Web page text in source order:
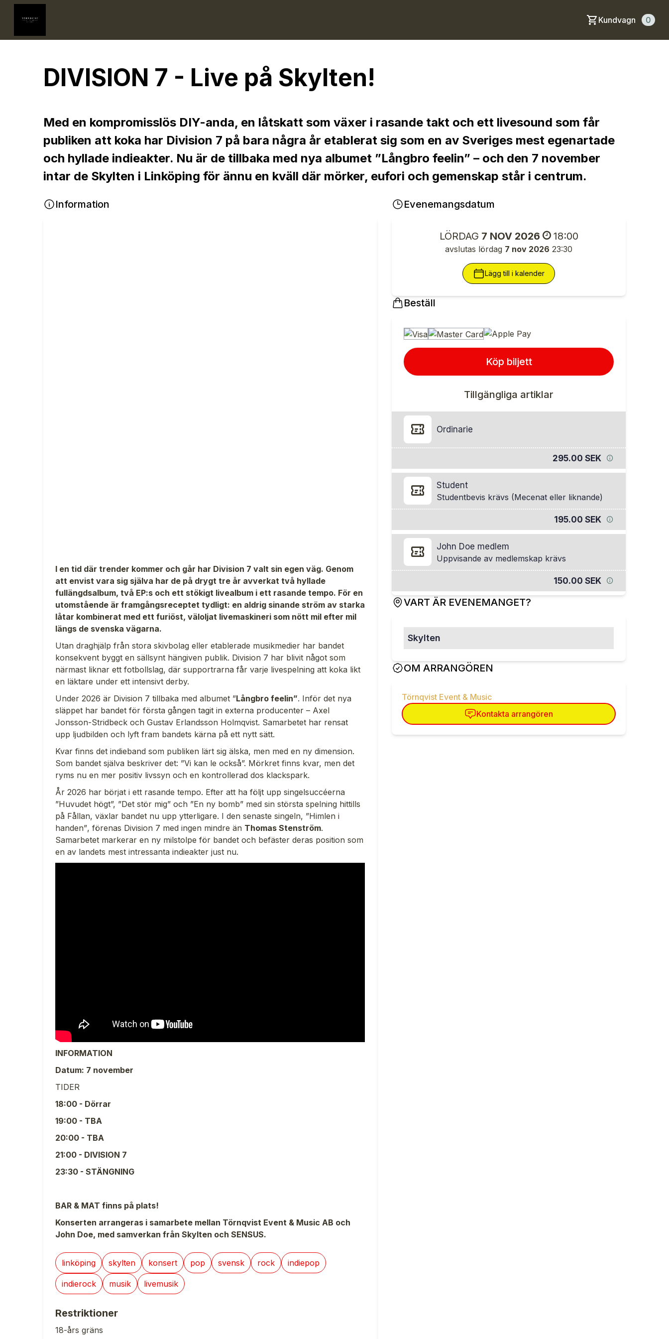
Kundvagn 0
DIVISION 7 - Live på Skylten!
Med en kompromisslös DIY-anda, en låtskatt som växer i rasande takt och ett livesound som får
publiken att koka har Division 7 på bara några år etablerat sig som en av Sveriges mest egenartade
och hyllade indieakter. Nu är de tillbaka med nya albumet ”Långbro feelin” – och den 7 november
intar de Skylten i Linköping för ännu en kväll där mörker, eufori och gemenskap står i centrum.
Information
I en tid där trender kommer och går har Division 7 valt sin egen väg. Genom
att envist vara sig själva har de på drygt tre år avverkat två hyllade
fullängdsalbum, två EP:s och ett stökigt livealbum i ett rasande tempo. För en
utomstående är framgångsreceptet tydligt: en aldrig sinande ström av starka
låtar kombinerat med ett furiöst, väloljat livemaskineri som nött mil efter mil
längs de svenska vägarna.
Utan draghjälp från stora skivbolag eller etablerade musikmedier har bandet
konsekvent byggt en sällsynt hängiven publik. Division 7 har blivit något som
närmast liknar ett fotbollslag, där supportrarna får varje livespelning att koka likt
en läktare under ett intensivt derby.
Under 2026 är Division 7 tillbaka med albumet ”Långbro feelin”. Inför det nya
släppet har bandet för första gången tagit in externa producenter – Axel
Jonsson-Stridbeck och Gustav Erlandsson Holmqvist. Samarbetet har rensat
upp ljudbilden och lyft fram bandets kärna på ett nytt sätt.
Kvar finns det indieband som publiken lärt sig älska, men med en ny dimension.
Som bandet själva beskriver det: ”Vi kan le också”. Mörkret finns kvar, men det
ryms nu en mer positiv livssyn och en kontrollerad dos klackspark.
År 2026 har börjat i ett rasande tempo. Efter att ha följt upp singelsuccéerna
”Huvudet högt”, ”Det stör mig” och ”En ny bomb” med sin största spelning hittills
på Fållan, växlar bandet nu upp ytterligare. I den senaste singeln, ”Himlen i
handen”, förenas Division 7 med ingen mindre än Thomas Stenström.
Samarbetet markerar en ny milstolpe för bandet och befäster deras position som
en av landets mest intressanta indieakter just nu.
INFORMATION
Datum: 7 november
TIDER
18:00 - Dörrar
19:00 - TBA
20:00 - TBA
21:00 - DIVISION 7
23:30 - STÄNGNING
BAR & MAT finns på plats!
Konserten arrangeras i samarbete mellan Törnqvist Event & Music AB och
John Doe, med samverkan från Skylten och SENSUS.
linköping skylten konsert pop svensk rock indiepop
indierock musik livemusik
Restriktioner
18-års gräns
Evenemangsdatum
LÖRDAG 7 NOV 2026 18:00
avslutas lördag 7 nov 2026 23:30
Lägg till i kalender
Beställ
Köp biljett
Tillgängliga artiklar
Ordinarie
295.00 SEK
Student
Studentbevis krävs (Mecenat eller liknande)
195.00 SEK
John Doe medlem
Uppvisande av medlemskap krävs
150.00 SEK
VART ÄR EVENEMANGET?
Skylten
OM ARRANGÖREN
Törnqvist Event & Music
Kontakta arrangören